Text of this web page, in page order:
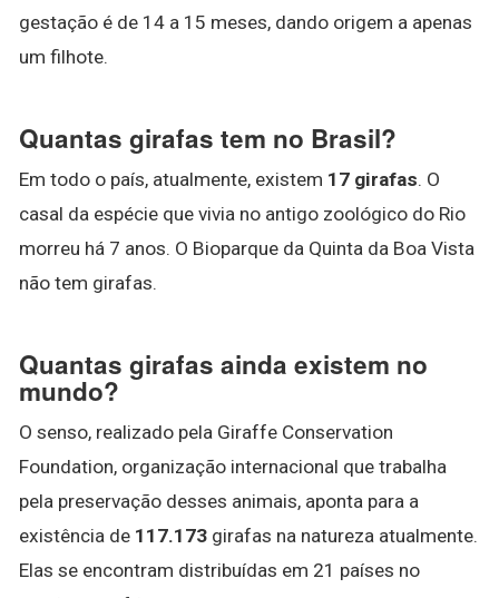
gestação é de 14 a 15 meses, dando origem a apenas
um filhote.
Quantas girafas tem no Brasil?
Em todo o país, atualmente, existem 17 girafas. O
casal da espécie que vivia no antigo zoológico do Rio
morreu há 7 anos. O Bioparque da Quinta da Boa Vista
não tem girafas.
Quantas girafas ainda existem no
mundo?
O senso, realizado pela Giraffe Conservation
Foundation, organização internacional que trabalha
pela preservação desses animais, aponta para a
existência de 117.173 girafas na natureza atualmente.
Elas se encontram distribuídas em 21 países no